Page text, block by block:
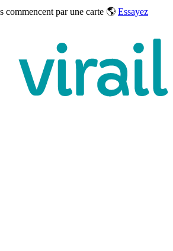
commencent par une carte 🌎 Essayez